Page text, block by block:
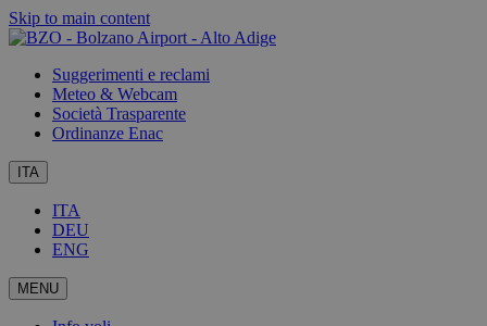
Skip to main content
Suggerimenti e reclami
Meteo & Webcam
Società Trasparente
Ordinanze Enac
ITA
ITA
DEU
ENG
MENU